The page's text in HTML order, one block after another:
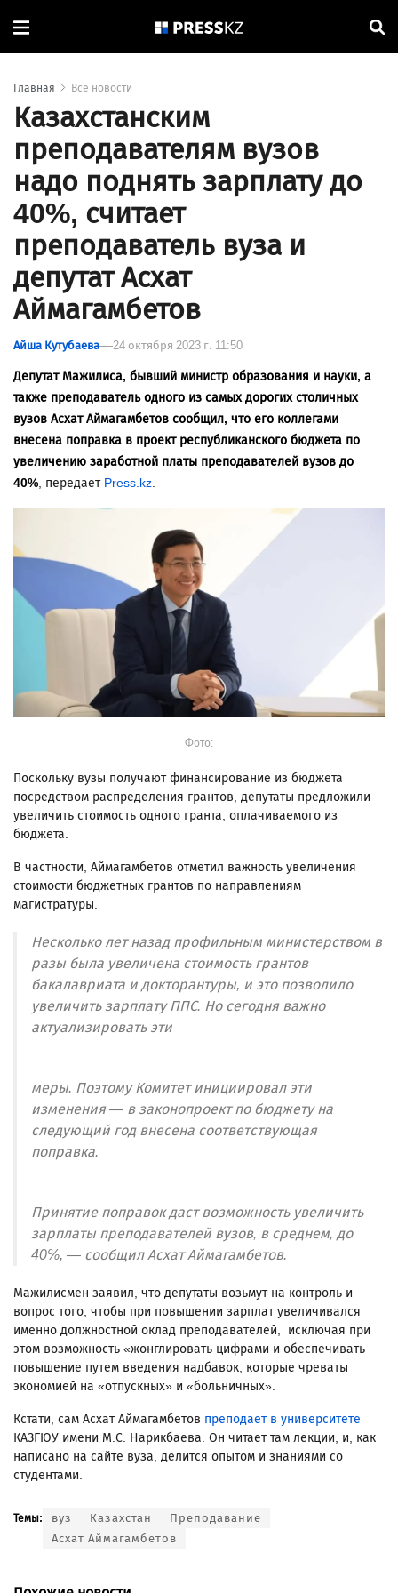
Главная Все новости
Казахстанским
преподавателям вузов
надо поднять зарплату до
40%, считает
преподаватель вуза и
депутат Асхат
Аймагамбетов
Айша Кутубаева 24 октября 2023 г. 11:50
Депутат Мажилиса, бывший министр образования и науки, а
также преподаватель одного из самых дорогих столичных
вузов Асхат Аймагамбетов сообщил, что его коллегами
внесена поправка в проект республиканского бюджета по
увеличению заработной платы преподавателей вузов до
40%, передает Press.kz.
Фото:
Поскольку вузы получают финансирование из бюджета
посредством распределения грантов, депутаты предложили
увеличить стоимость одного гранта, оплачиваемого из
бюджета.
В частности, Аймагамбетов отметил важность увеличения
стоимости бюджетных грантов по направлениям
магистратуры.
Несколько лет назад профильным министерством в
разы была увеличена стоимость грантов
бакалавриата и докторантуры, и это позволило
увеличить зарплату ППС. Но сегодня важно
актуализировать эти
меры. Поэтому Комитет инициировал эти
изменения — в законопроект по бюджету на
следующий год внесена соответствующая
поправка.
Принятие поправок даст возможность увеличить
зарплаты преподавателей вузов, в среднем, до
40%, — сообщил Асхат Аймагамбетов.
Мажилисмен заявил, что депутаты возьмут на контроль и
вопрос того, чтобы при повышении зарплат увеличивался
именно должностной оклад преподавателей, исключая при
этом возможность «жонглировать цифрами и обеспечивать
повышение путем введения надбавок, которые чреваты
экономией на «отпускных» и «больничных».
Кстати, сам Асхат Аймагамбетов преподает в университете
КАЗГЮУ имени М.С. Нарикбаева. Он читает там лекции, и, как
написано на сайте вуза, делится опытом и знаниями со
студентами.
Темы: вуз Казахстан
Преподавание
Асхат Аймагамбетов